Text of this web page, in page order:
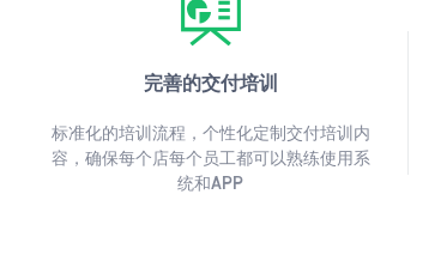
完善的交付培训
标准化的培训流程，个性化定制交付培训内
容，确保每个店每个员工都可以熟练使用系
统和APP